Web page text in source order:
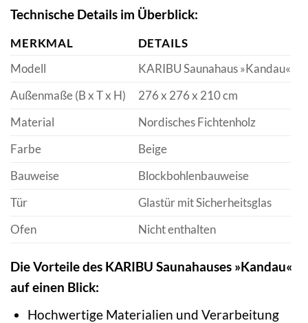
Technische Details im Überblick:
MERKMAL
DETAILS
Modell
KARIBU Saunahaus »Kandau«
Außenmaße (B x T x H)
276 x 276 x 210 cm
Material
Nordisches Fichtenholz
Farbe
Beige
Bauweise
Blockbohlenbauweise
Tür
Glastür mit Sicherheitsglas
Ofen
Nicht enthalten
Die Vorteile des KARIBU Saunahauses »Kandau«
auf einen Blick:
Hochwertige Materialien und Verarbeitung